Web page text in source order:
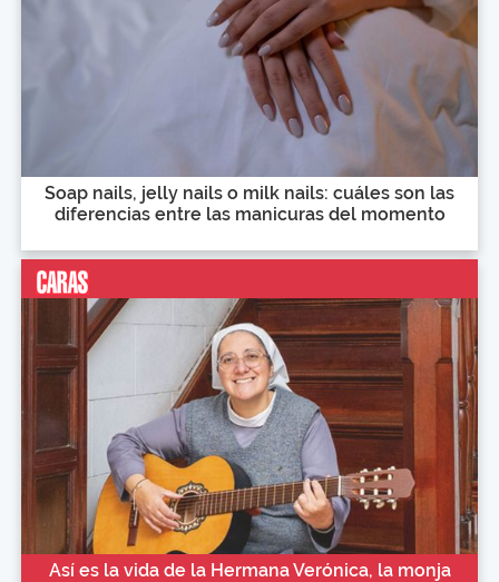
Soap nails, jelly nails o milk nails: cuáles son las
diferencias entre las manicuras del momento
Así es la vida de la Hermana Verónica, la monja